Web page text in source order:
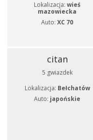
Lokalizacja:wieś
mazowiecka
Auto:XC 70
citan
5 gwiazdek
Lokalizacja: Bełchatów
Auto: japońskie